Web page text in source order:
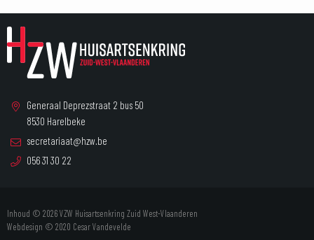
Generaal Deprezstraat 2 bus 50
8530 Harelbeke
secretariaat@hzw.be
056 31 30 22
Inhoud © 2026 VZW Huisartsenkring Zuid West-Vlaanderen
Webdesign © 2020 Cesar Vandevelde